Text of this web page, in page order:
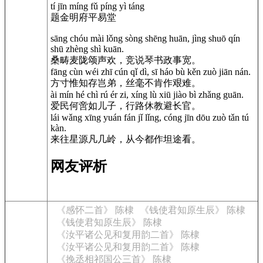
tí jīn míng fǔ píng yì táng
题金明府平易堂
sāng chóu mài lǒng sòng shēng huān, jìng shuō qín
shū zhèng shì kuān.
桑畴麦陇颂声欢，竞说琴书政事宽。
fāng cùn wéi zhī cún qǐ dì, sī háo bù kěn zuò jiān nán.
方寸惟知存岂弟，丝毫不肯作艰难。
ài mín hé chì rú ér zi, xíng lù xiū jiào bì zhǎng guān.
爱民何啻如儿子，行路休教避长官。
lái wǎng xīng yuán fán jǐ lǐng, cóng jīn dōu zuò tǎn tú
kàn.
来往星源凡几岭，从今都作坦途看。
网友评析
《感怀二首》 陈棣
《钱使君知原生辰》 陈棣
《钱使君知原生辰》 陈棣
《汝平诸公见和复用韵二首》 陈棣
《汝平诸公见和复用韵二首》 陈棣
《挽丞相祁国公三首》 陈棣